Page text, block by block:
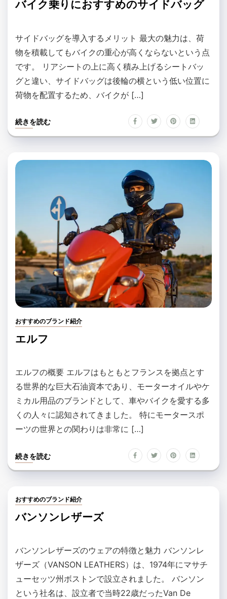
バイク乗りにおすすめのサイドバッグ
サイドバッグを導入するメリット 最大の魅力は、荷
物を積載してもバイクの重心が高くならないという点
です。 リアシートの上に高く積み上げるシートバッ
グと違い、サイドバッグは後輪の横という低い位置に
荷物を配置するため、バイクが […]
続きを読む
おすすめのブランド紹介
エルフ
エルフの概要 エルフはもともとフランスを拠点とす
る世界的な巨大石油資本であり、モーターオイルやケ
ミカル用品のブランドとして、車やバイクを愛する多
くの人々に認知されてきました。 特にモータースポ
ーツの世界との関わりは非常に […]
続きを読む
おすすめのブランド紹介
バンソンレザーズ
バンソンレザーズのウェアの特徴と魅力 バンソンレ
ザーズ（VANSON LEATHERS）は、1974年にマサチ
ューセッツ州ボストンで設立されました。 バンソン
という社名は、設立者で当時22歳だったVan De